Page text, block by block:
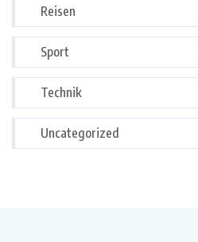
Reisen
Sport
Technik
Uncategorized